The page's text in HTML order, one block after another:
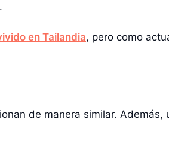
en Tailandia, pero como
de manera similar.